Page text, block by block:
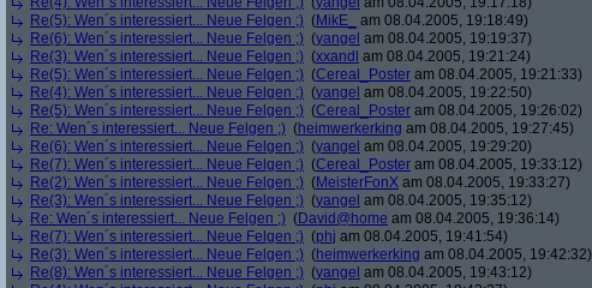
Re(5): Wen´s interessiert... Neue Felgen ;) (MikE_
am 08.04.2005, 19:18:49)
Re(6): Wen´s interessiert... Neue Felgen ;) (yangel am 08.04.2005, 19:19:37)
Re(3): Wen´s interessiert... Neue Felgen ;) (xxandl am 08.04.2005, 19:21:24)
Re(5): Wen´s interessiert... Neue Felgen ;) (Cereal_Poster am 08.04.2005, 19:21:33)
Re(4): Wen´s interessiert... Neue Felgen ;) (yangel am 08.04.2005, 19:22:50)
Re(5): Wen´s interessiert... Neue Felgen ;) (Cereal_Poster am 08.04.2005, 19:26:02)
Re: Wen´s interessiert... Neue Felgen ;) (heimwerkerking am 08.04.2005, 19:27:45)
Re(6): Wen´s interessiert... Neue Felgen ;) (yangel am 08.04.2005, 19:29:20)
Re(7): Wen´s interessiert... Neue Felgen ;) (Cereal_Poster am 08.04.2005, 19:33:12)
Re(2): Wen´s interessiert... Neue Felgen ;) (MeisterFonX am 08.04.2005, 19:33:27)
Re(3): Wen´s interessiert... Neue Felgen ;) (yangel am 08.04.2005, 19:35:12)
Re: Wen´s interessiert... Neue Felgen ;) (David@home am 08.04.2005, 19:36:14)
Re(7): Wen´s interessiert... Neue Felgen ;) (phj am 08.04.2005, 19:41:54)
Re(3): Wen´s interessiert... Neue Felgen ;) (heimwerkerking am 08.04.2005, 19:42:32)
Re(8): Wen´s interessiert... Neue Felgen ;) (yangel am 08.04.2005, 19:43:12)